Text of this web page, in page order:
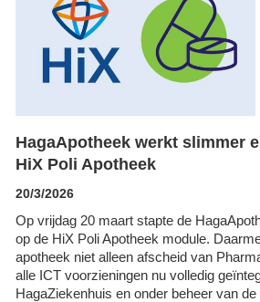
HagaApotheek werkt slimmer
HiX Poli Apotheek
20/3/2026
Op vrijdag 20 maart stapte de
op de HiX Poli Apotheek module.
apotheek niet alleen afscheid van
alle ICT voorzieningen nu volledig
HagaZiekenhuis en onder beheer van